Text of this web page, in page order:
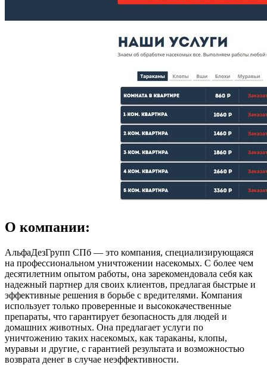
О компании:
АльфаДезГрупп СПб — это компания, специализирующаяся
на профессиональном уничтожении насекомых. С более чем
десятилетним опытом работы, она зарекомендовала себя как
надежный партнер для своих клиентов, предлагая быстрые и
эффективные решения в борьбе с вредителями. Компания
использует только проверенные и высококачественные
препараты, что гарантирует безопасность для людей и
домашних животных. Она предлагает услуги по
уничтожению таких насекомых, как тараканы, клопы,
муравьи и другие, с гарантией результата и возможностью
возврата денег в случае неэффективности.